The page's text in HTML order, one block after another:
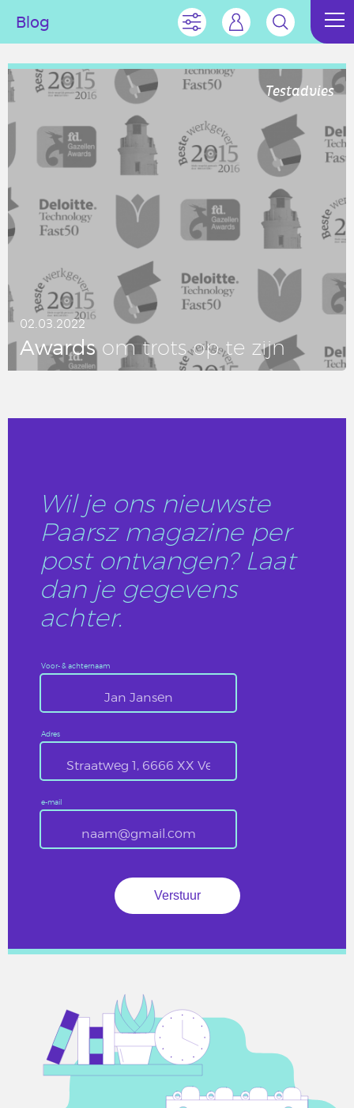
Blog
Testadvies
02.03.2022
Awardsom trots op te zijn
Wil je ons nieuwste
Paarsz magazine per
post ontvangen? Laat
dan je gegevens
achter.
Voor- & achternaam
Adres
e-mail